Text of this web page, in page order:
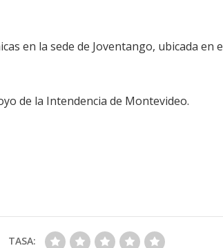
en la sede de Joventango, ubicada en
de la Intendencia de Montevideo.
TASA: